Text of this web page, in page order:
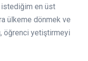
istediğim en üst
ülkeme dönmek ve
öğrenci yetiştirmeyi